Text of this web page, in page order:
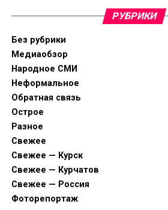
РУБРИКИ
Без рубрики
Медиаобзор
Народное СМИ
Неформальное
Обратная связь
Острое
Разное
Свежее
Свежее — Курск
Свежее — Курчатов
Свежее — Россия
Фоторепортаж